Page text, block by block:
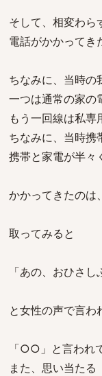
そして、相変わら
電話がかかってき
ちなみに、当時の
一つは通常の家の
もう一回線は私専
ちなみに、当時携
携帯と家電が半々
かかってきたのは
取ってみると
「あの、おひさ
と女性の声で言わ
「○○」と言われ
また、思い当た